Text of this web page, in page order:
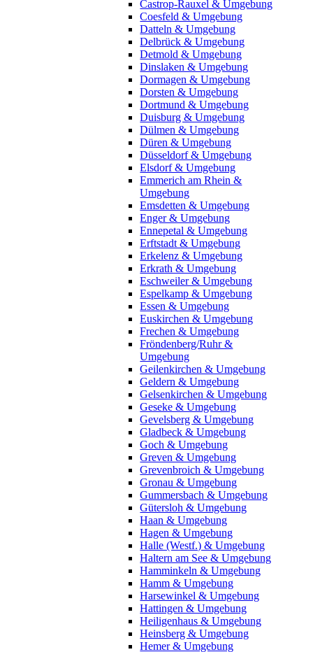
Castrop-Rauxel & Umgebung
Coesfeld & Umgebung
Datteln & Umgebung
Delbrück & Umgebung
Detmold & Umgebung
Dinslaken & Umgebung
Dormagen & Umgebung
Dorsten & Umgebung
Dortmund & Umgebung
Duisburg & Umgebung
Dülmen & Umgebung
Düren & Umgebung
Düsseldorf & Umgebung
Elsdorf & Umgebung
Emmerich am Rhein &
Umgebung
Emsdetten & Umgebung
Enger & Umgebung
Ennepetal & Umgebung
Erftstadt & Umgebung
Erkelenz & Umgebung
Erkrath & Umgebung
Eschweiler & Umgebung
Espelkamp & Umgebung
Essen & Umgebung
Euskirchen & Umgebung
Frechen & Umgebung
Fröndenberg/Ruhr &
Umgebung
Geilenkirchen & Umgebung
Geldern & Umgebung
Gelsenkirchen & Umgebung
Geseke & Umgebung
Gevelsberg & Umgebung
Gladbeck & Umgebung
Goch & Umgebung
Greven & Umgebung
Grevenbroich & Umgebung
Gronau & Umgebung
Gummersbach & Umgebung
Gütersloh & Umgebung
Haan & Umgebung
Hagen & Umgebung
Halle (Westf.) & Umgebung
Haltern am See & Umgebung
Hamminkeln & Umgebung
Hamm & Umgebung
Harsewinkel & Umgebung
Hattingen & Umgebung
Heiligenhaus & Umgebung
Heinsberg & Umgebung
Hemer & Umgebung